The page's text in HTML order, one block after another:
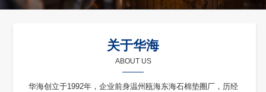
关于华海
ABOUT US
华海创立于1992年，企业前身温州瓯海东海石棉垫圈厂，历经